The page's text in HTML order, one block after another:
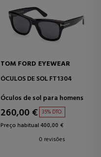
TOM FORD EYEWEAR
ÓCULOS DE SOL FT1304
Óculos de sol para homens
260,00 € 35% DTO.
Preço habitual 400,00 €
0 revisões